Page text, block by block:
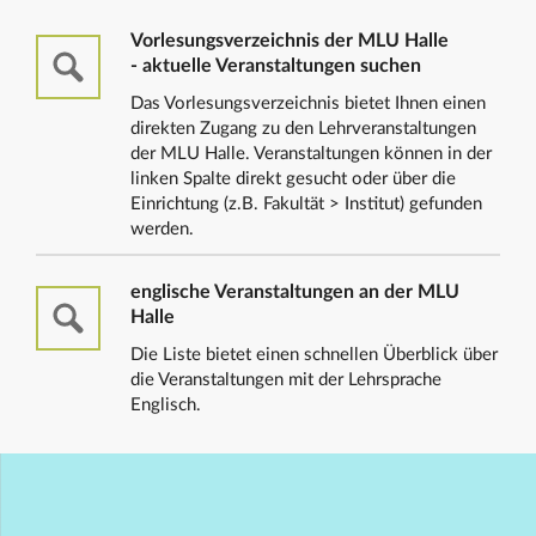
Vorlesungsverzeichnis der MLU Halle
- aktuelle Veranstaltungen suchen
Das Vorlesungsverzeichnis bietet Ihnen einen
direkten Zugang zu den Lehrveranstaltungen
der MLU Halle. Veranstaltungen können in der
linken Spalte direkt gesucht oder über die
Einrichtung (z.B. Fakultät > Institut) gefunden
werden.
englische Veranstaltungen an der MLU
Halle
Die Liste bietet einen schnellen Überblick über
die Veranstaltungen mit der Lehrsprache
Englisch.